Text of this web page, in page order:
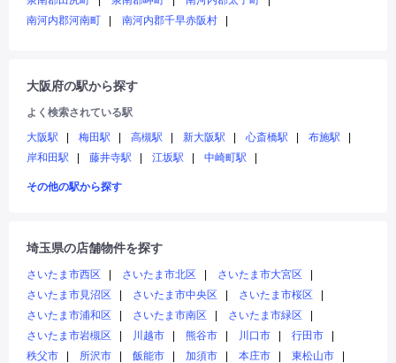
南河内郡河南町
南河内郡千早赤阪村
大阪府の駅から探す
よく検索されている駅
大阪駅
梅田駅 高槻駅 新大阪駅 心斎橋駅
布施駅
岸和田駅
藤井寺駅 江坂駅 中崎町駅
その他の駅から探す
埼玉県の店舗物件を探す
さいたま市西区 さいたま市北区
さいたま市大宮区
さいたま市見沼区
さいたま市中央区
さいたま市桜区
さいたま市浦和区
さいたま市南区
さいたま市緑区
さいたま市岩槻区
川越市 熊谷市 川口市
行田市
秩父市
所沢市 飯能市 加須市 本庄市
東松山市